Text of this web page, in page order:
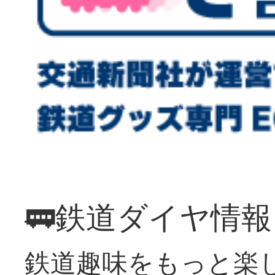
🚃鉄道ダイヤ情
鉄道趣味をもっと楽